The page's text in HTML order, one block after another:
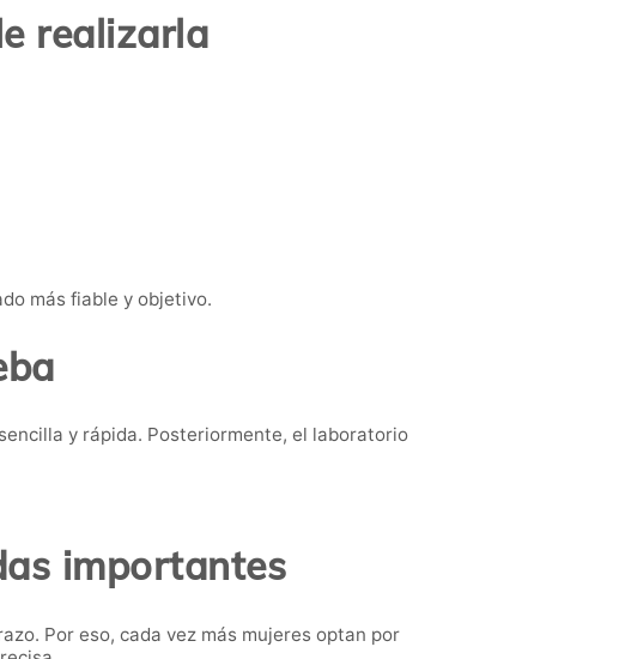
realizarla
más fiable y objetivo.
y rápida. Posteriormente, el laboratorio
importantes
Por eso, cada vez más mujeres optan por